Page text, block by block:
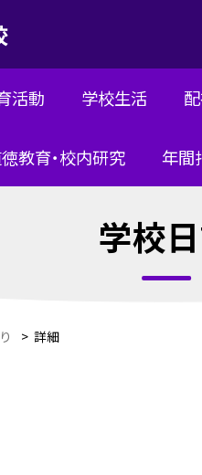
活動 学校生活
教育・校内研究 年間
学校
> 詳細